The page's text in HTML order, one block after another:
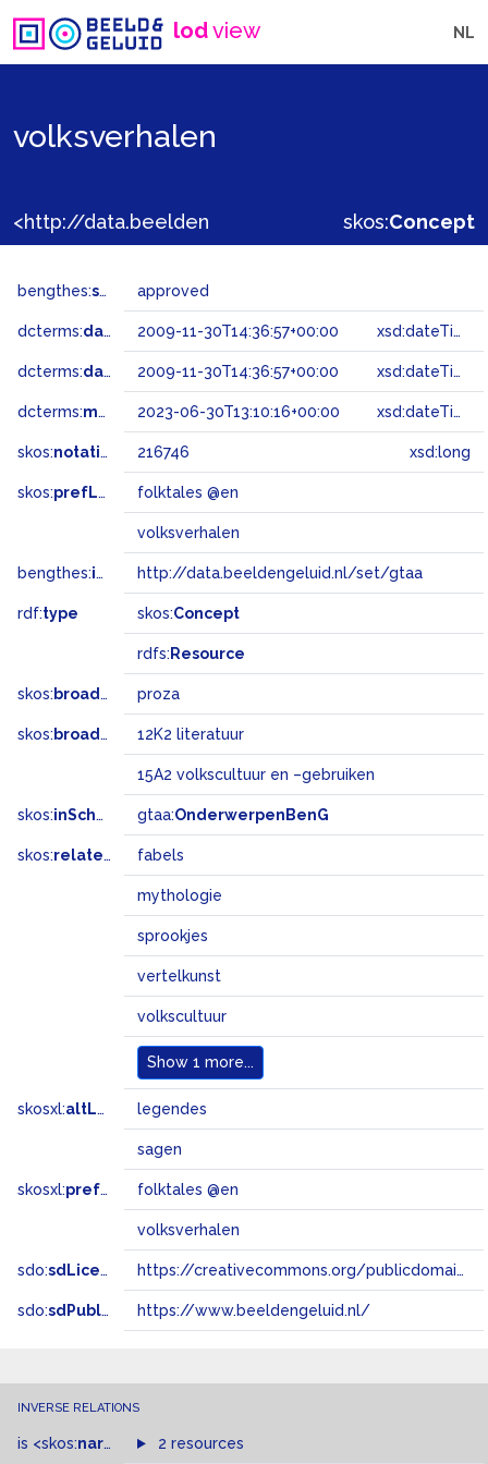
lodview NL
volksverhalen
skos:Concept
bengthes:status approved
dcterms:dateAccepted 2009-11-30T14:36:57+00:00 xsd:dateTime
dcterms:dateSubmitted 2009-11-30T14:36:57+00:00 xsd:dateTime
dcterms:modified 2023-06-30T13:10:16+00:00 xsd:dateTime
skos:notation 216746 xsd:long
skos:prefLabel folktales @en
volksverhalen
bengthes:inSet http://data.beeldengeluid.nl/set/gtaa
rdf:type skos:Concept
rdfs: Resource
skos: broader proza
skos: broadMatch 12K2 literatuur
15A2 volkscultuur en –gebruiken
skos:inScheme gtaa:OnderwerpenBenG
skos:related fabels
mythologie
sprookjes
vertelkunst
volkscultuur
Show 1 more...
skosxl:altLabel legendes
sagen
skosxl:prefLabel folktales @en
volksverhalen
sdo:sdLicense https://creativecommons.org/publicdomain/zero/1.0/
sdo:sdPublisher https://www.beeldengeluid.nl/
INVERSE RELATIONS
is <skos:narrowMatch >of
2 resources